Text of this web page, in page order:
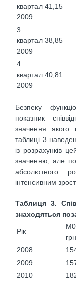
квартал
2009
41,15
3
квартал
2009
38,85
4
квартал
2009
40,81
Безпеку
показник
значення
таблиці 3
із розрахунків
значенню, але
абсолютного
інтенсивним
Таблиця 3.
знаходяться
Рік
грн
2008
2009
2010